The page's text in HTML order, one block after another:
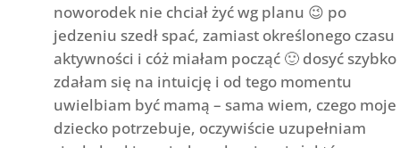
noworodek nie chciał żyć wg planu 😉 po
jedzeniu szedł spać, zamiast określonego czasu
aktywności i cóż miałam począć 🙂 dosyć szybko
zdałam się na intuicję i od tego momentu
uwielbiam być mamą – sama wiem, czego moje
dziecko potrzebuje, oczywiście uzupełniam